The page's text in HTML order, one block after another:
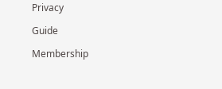
Privacy
Guide
Membership